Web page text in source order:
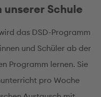
Schule
das DSD-Programm
und Schüler ab der
Programm lernen. Sie
pro Woche